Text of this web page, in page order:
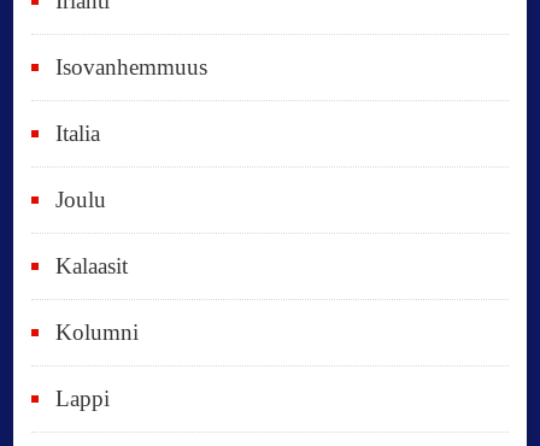
e
t
,
i
k
i
p
Isovanhemmuus
Italia
Joulu
Kalaasit
Kolumni
Lappi